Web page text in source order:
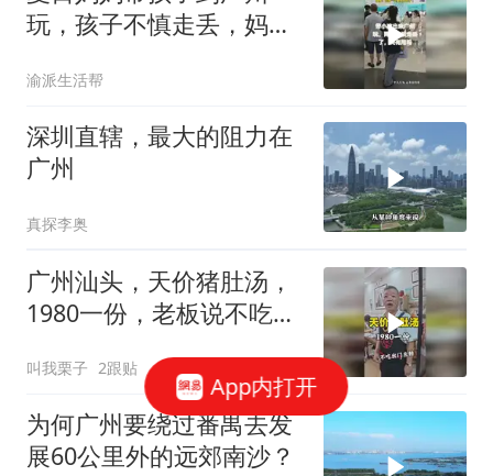
玩，孩子不慎走丢，妈妈
渝派生活帮
深圳直辖，最大的阻力在
广州
真探李奥
广州汕头，天价猪肚汤，
1980一份，老板说不吃出
叫我栗子 2跟贴
为何广州要绕过番禺去发
展60公里外的远郊南沙？
App内打开